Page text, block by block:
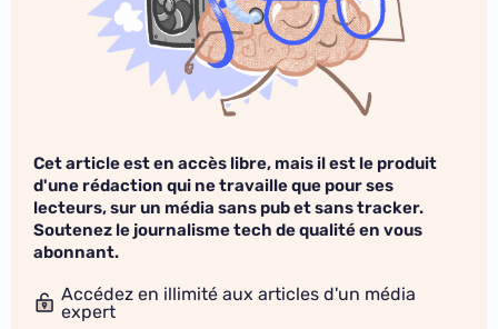
Cet article est en accès libre, mais il est le produit
d'une rédaction qui ne travaille que pour ses
lecteurs, sur un média sans pub et sans tracker.
Soutenez le journalisme tech de qualité en vous
abonnant.
Accédez en illimité aux articles d'un média
expert